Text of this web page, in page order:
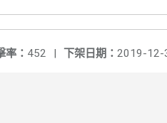
下架日期： 2019-12-
率： 452 |